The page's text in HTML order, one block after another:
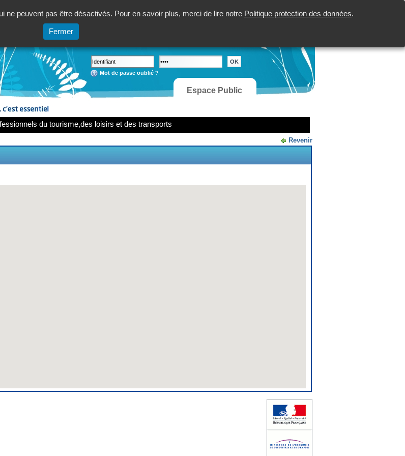
peuvent pas être désactivés. Pour en savoir plus, merci de lire notre Politique protection des données.
Fermer
Mot de passe oublié ?
Espace Public
du tourisme,des loisirs et des transports
Revenir